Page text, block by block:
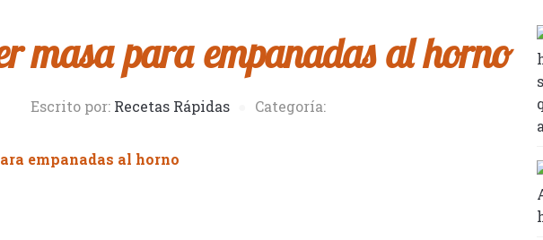
masa para empanadas al horno
Escrito por: Recetas Rápidas Categoría: